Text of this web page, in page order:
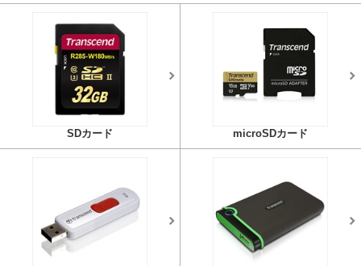
SDカード microSDカード